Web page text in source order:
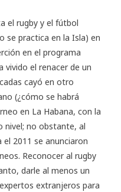
el rugby y el fútbol
se practica en la Isla) en
en el programa
vivido el renacer de un
cayó en otro
(¿cómo se habrá
en La Habana, con la
nivel; no obstante, al
2011 se anunciaron
Reconocer al rugby
darle al menos un
extranjeros para